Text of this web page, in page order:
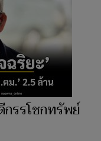
กรรโชกทรัพย์